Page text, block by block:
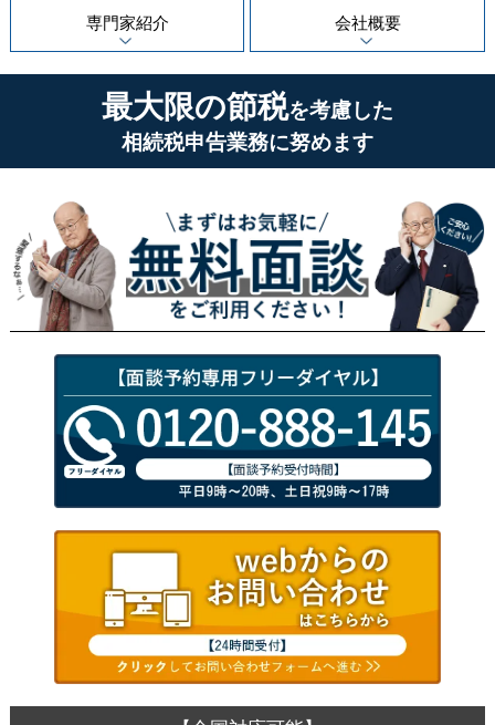
専門家紹介 会社概要
最大限の節税を考慮した
相続税申告業務に努めます